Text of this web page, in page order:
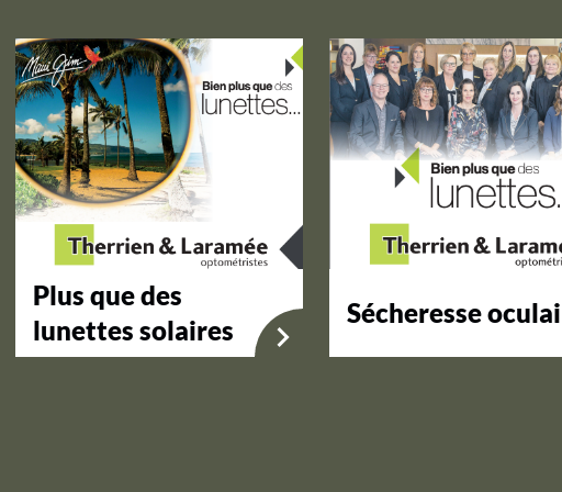
Plus que des
lunettes solaires
Sécheresse